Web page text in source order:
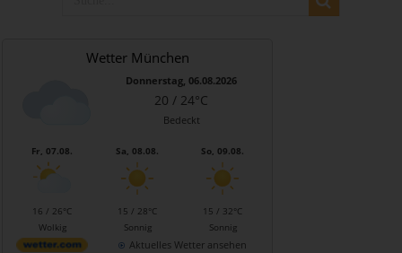
Wetter München
Donnerstag, 06.08.2026
20 / 24°C
Bedeckt
Fr, 07.08.
16 / 26°C
Wolkig
Sa, 08.08.
15 / 28°C
Sonnig
So, 09.08.
15 / 32°C
Sonnig
Aktuelles Wetter ansehen